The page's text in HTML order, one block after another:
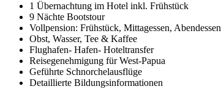
1 Übernachtung im Hotel inkl. Frühstück
9 Nächte Bootstour
Vollpension: Frühstück, Mittagessen, Abendessen
Obst, Wasser, Tee & Kaffee
Flughafen- Hafen- Hoteltransfer
Reisegenehmigung für West-Papua
Geführte Schnorchelausflüge
Detaillierte Bildungsinformationen